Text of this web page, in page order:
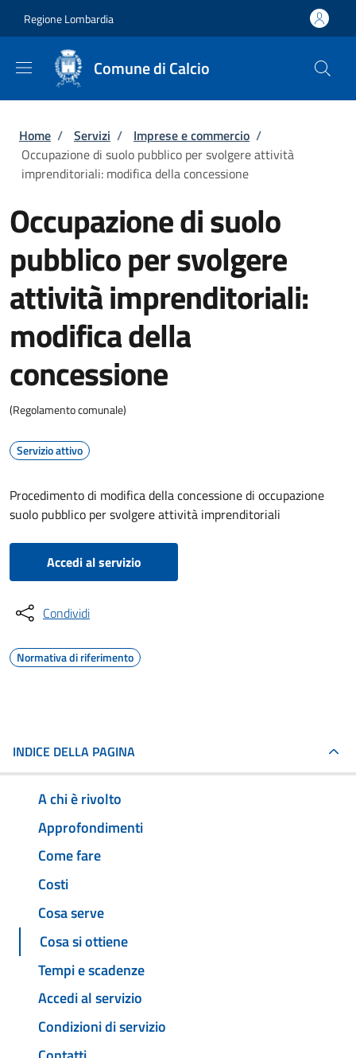
Regione Lombardia
Comune di Calcio
Briciole di pane
Home / Servizi / Imprese e commercio /
Occupazione di suolo pubblico per svolgere attività
imprenditoriali: modifica della concessione
Occupazione di suolo
pubblico per svolgere
attività imprenditoriali:
modifica della
concessione
(Regolamento comunale)
Servizio attivo
Procedimento di modifica della concessione di occupazione
suolo pubblico per svolgere attività imprenditoriali
Accedi al servizio
Condividi
Normativa di riferimento
INDICE DELLA PAGINA
A chi è rivolto
Approfondimenti
Come fare
Costi
Cosa serve
Cosa si ottiene
Tempi e scadenze
Accedi al servizio
Condizioni di servizio